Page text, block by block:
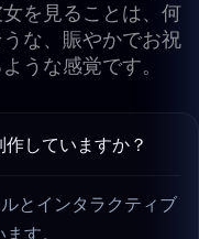
を見ることは、何
な、賑やかでお祝
うな感覚です。
していますか？
とインタラクティブ
す。